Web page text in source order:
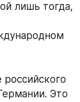
лишь тогда,
Это